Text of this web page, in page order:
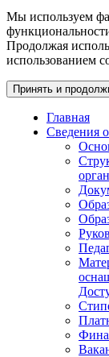
Мы используем
Продолжая
использованием
Принять и
Главная
Сведения